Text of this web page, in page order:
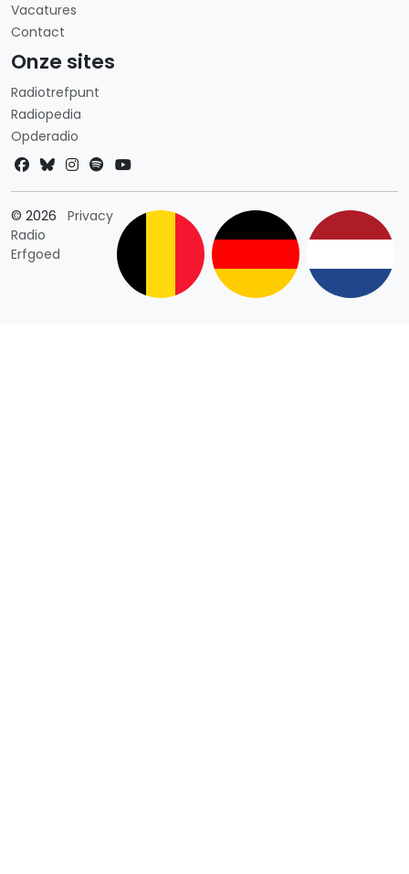
Vacatures
Contact
Onze sites
Radiotrefpunt
Radiopedia
Opderadio
© 2026
Radio
Erfgoed
PrivacyLandkeuze